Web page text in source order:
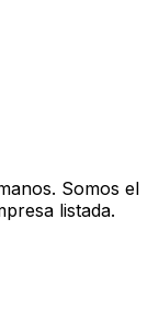
Somos el
listada.